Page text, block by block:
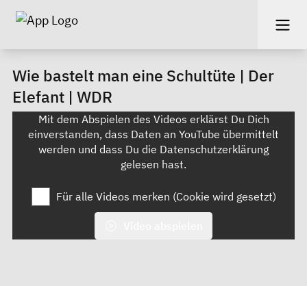
Wie bastelt man eine Schultüte | Der
Elefant | WDR
Mit dem Abspielen des Videos erklärst Du Dich
einverstanden, dass Daten an YouTube übermittelt
werden und dass Du die Datenschutzerklärung
gelesen hast.
Für alle Videos merken (Cookie wird gesetzt)